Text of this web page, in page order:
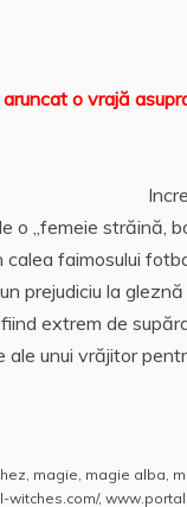
o vrajă
„femeie străină,
faimosului
prejudiciu la
extrem de
unui vrăjitor
, magie, magie alba,
witches.com/,